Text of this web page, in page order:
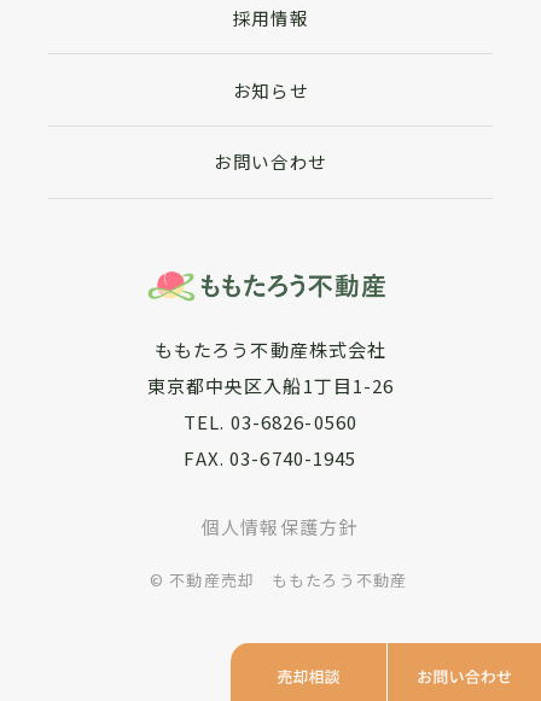
採用情報
お知らせ
お問い合わせ
ももたろう不動産株式会社
東京都中央区入船1丁目1-26
TEL. 03-6826-0560
FAX. 03-6740-1945
個人情報保護方針
© 不動産売却 ももたろう不動産